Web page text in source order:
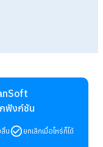
ฟังก์ชัน
สิ้น ยกเลิกเมื่อไหร่ก็ได้